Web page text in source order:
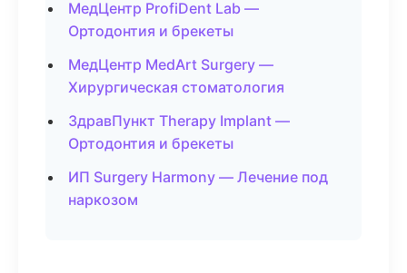
МедЦентр ProfiDent Lab —
Ортодонтия и брекеты
МедЦентр MedArt Surgery —
Хирургическая стоматология
ЗдравПункт Therapy Implant —
Ортодонтия и брекеты
ИП Surgery Harmony — Лечение под
наркозом